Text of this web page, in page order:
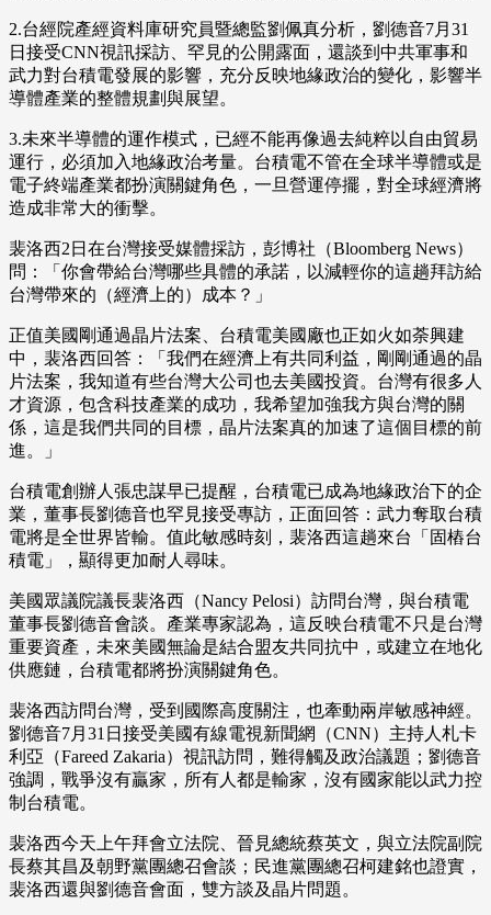
2.台經院產經資料庫研究員暨總監劉佩真分析，劉德音7月31
日接受CNN視訊採訪、罕見的公開露面，還談到中共軍事和
武力對台積電發展的影響，充分反映地緣政治的變化，影響半
導體產業的整體規劃與展望。
3.未來半導體的運作模式，已經不能再像過去純粹以自由貿易
運行，必須加入地緣政治考量。台積電不管在全球半導體或是
電子終端產業都扮演關鍵角色，一旦營運停擺，對全球經濟將
造成非常大的衝擊。
裴洛西2日在台灣接受媒體採訪，彭博社（Bloomberg News）
問：「你會帶給台灣哪些具體的承諾，以減輕你的這趟拜訪給
台灣帶來的（經濟上的）成本？」
正值美國剛通過晶片法案、台積電美國廠也正如火如荼興建
中，裴洛西回答：「我們在經濟上有共同利益，剛剛通過的晶
片法案，我知道有些台灣大公司也去美國投資。台灣有很多人
才資源，包含科技產業的成功，我希望加強我方與台灣的關
係，這是我們共同的目標，晶片法案真的加速了這個目標的前
進。」
台積電創辦人張忠謀早已提醒，台積電已成為地緣政治下的企
業，董事長劉德音也罕見接受專訪，正面回答：武力奪取台積
電將是全世界皆輸。值此敏感時刻，裴洛西這趟來台「固樁台
積電」，顯得更加耐人尋味。
美國眾議院議長裴洛西（Nancy Pelosi）訪問台灣，與台積電
董事長劉德音會談。產業專家認為，這反映台積電不只是台灣
重要資產，未來美國無論是結合盟友共同抗中，或建立在地化
供應鏈，台積電都將扮演關鍵角色。
裴洛西訪問台灣，受到國際高度關注，也牽動兩岸敏感神經。
劉德音7月31日接受美國有線電視新聞網（CNN）主持人札卡
利亞（Fareed Zakaria）視訊訪問，難得觸及政治議題；劉德音
強調，戰爭沒有贏家，所有人都是輸家，沒有國家能以武力控
制台積電。
裴洛西今天上午拜會立法院、晉見總統蔡英文，與立法院副院
長蔡其昌及朝野黨團總召會談；民進黨團總召柯建銘也證實，
裴洛西還與劉德音會面，雙方談及晶片問題。